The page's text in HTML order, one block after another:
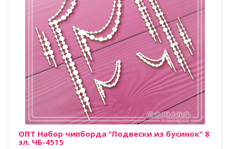
ОПТ Набор чипборда "Подвески из бусинок" 8
эл. ЧБ-4515